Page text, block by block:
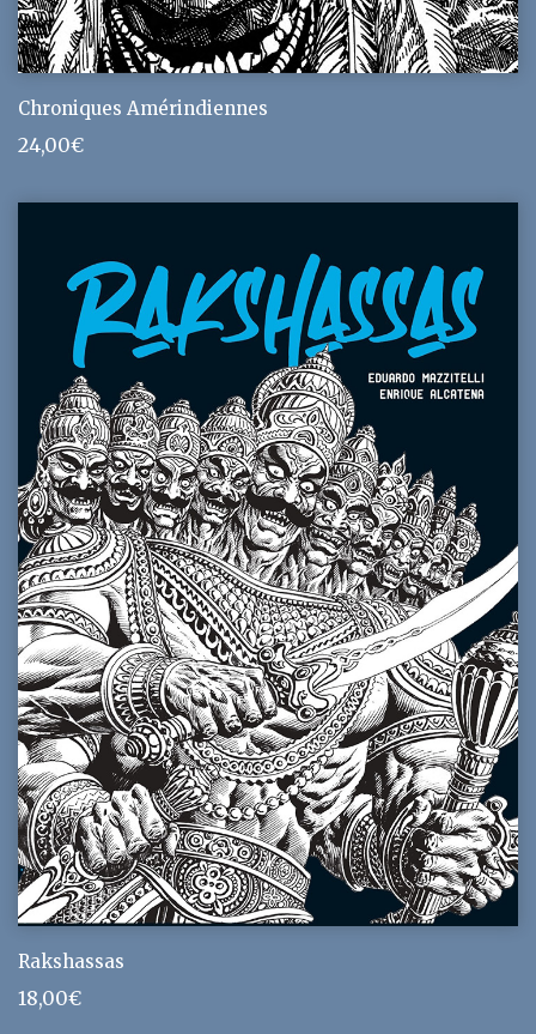
Chroniques Amérindiennes
24,00€
Rakshassas
18,00€